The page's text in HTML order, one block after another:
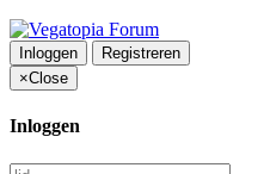
Inloggen
Registreren
×Close
Inloggen